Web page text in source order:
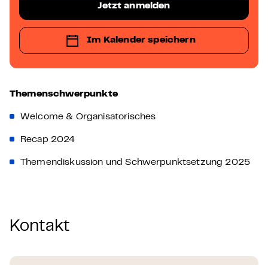
Themenschwerpunkte
Welcome & Organisatorisches
Recap 2024
Themendiskussion und Schwerpunktsetzung 2025
Jetzt anmelden
Im Kalender speichern
Kontakt